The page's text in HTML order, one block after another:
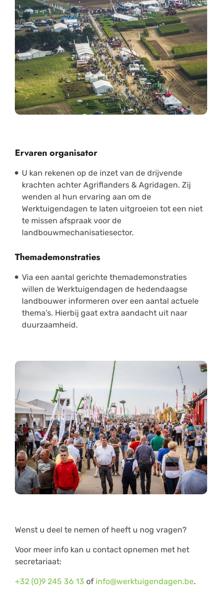
Ervaren organisator
U kan rekenen op de inzet van de drijvende
krachten achter Agriflanders & Agridagen. Zij
wenden al hun ervaring aan om de
Werktuigendagen te laten uitgroeien tot een niet
te missen afspraak voor de
landbouwmechanisatiesector.
Themademonstraties
Via een aantal gerichte themademonstraties
willen de Werktuigendagen de hedendaagse
landbouwer informeren over een aantal actuele
thema’s. Hierbij gaat extra aandacht uit naar
duurzaamheid.
Wenst u deel te nemen of heeft u nog vragen?
Voor meer info kan u contact opnemen met het
secretariaat:
+32 (0)9 245 36 13 of info@werktuigendagen.be.